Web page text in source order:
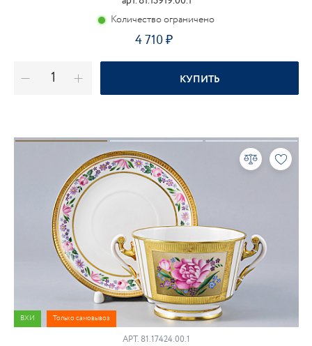
Количество ограничено
4 710
КУПИТЬ
ВХИ Только самовывоз
АРТ. 81.17424.00.1